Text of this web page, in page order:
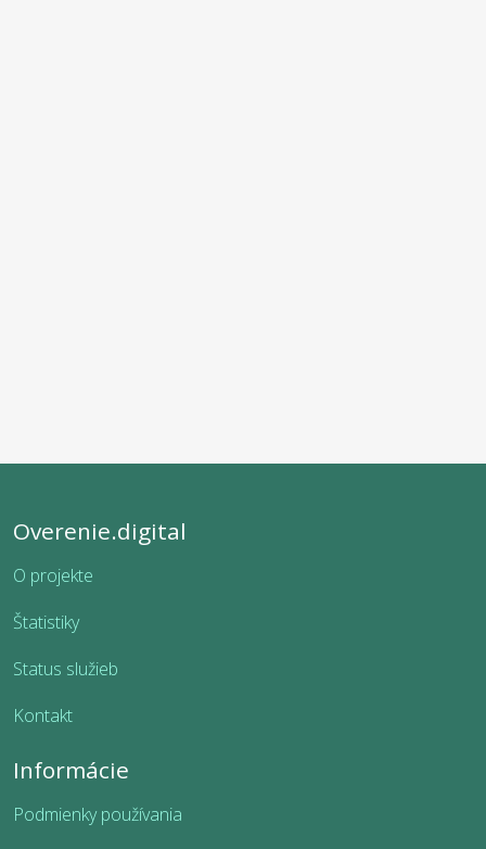
Overenie.digital
O projekte
Štatistiky
Status služieb
Kontakt
Informácie
Podmienky používania